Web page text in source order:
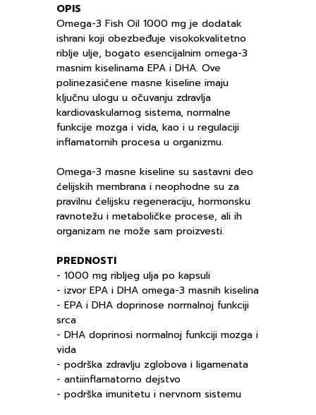
OPIS
Omega-3 Fish Oil 1000 mg je dodatak
ishrani koji obezbeđuje visokokvalitetno
riblje ulje, bogato esencijalnim omega-3
masnim kiselinama EPA i DHA. Ove
polinezasićene masne kiseline imaju
ključnu ulogu u očuvanju zdravlja
kardiovaskularnog sistema, normalne
funkcije mozga i vida, kao i u regulaciji
inflamatornih procesa u organizmu.
Omega-3 masne kiseline su sastavni deo
ćelijskih membrana i neophodne su za
pravilnu ćelijsku regeneraciju, hormonsku
ravnotežu i metaboličke procese, ali ih
organizam ne može sam proizvesti.
PREDNOSTI
- 1000 mg ribljeg ulja po kapsuli
- izvor EPA i DHA omega-3 masnih kiselina
- EPA i DHA doprinose normalnoj funkciji
srca
- DHA doprinosi normalnoj funkciji mozga i
vida
- podrška zdravlju zglobova i ligamenata
- antiinflamatorno dejstvo
- podrška imunitetu i nervnom sistemu